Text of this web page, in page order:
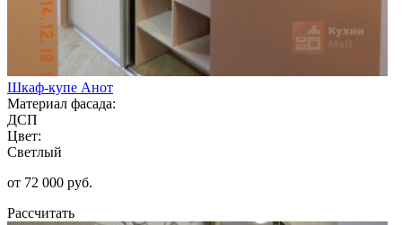
Шкаф-купе Анот
Материал фасада:
ДСП
Цвет:
Светлый
от 72 000 руб.
Рассчитать